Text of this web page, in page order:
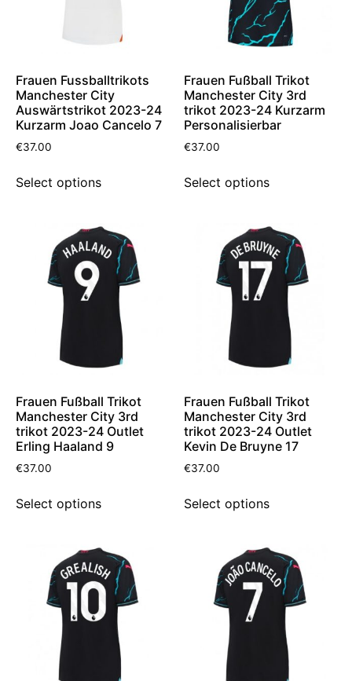
Frauen Fussballtrikots
Manchester City
Auswärtstrikot 2023-24
Kurzarm Joao Cancelo 7
€37.00
Select options
Frauen Fußball Trikot
Manchester City 3rd
trikot 2023-24 Kurzarm
Personalisierbar
€37.00
Select options
Frauen Fußball Trikot
Manchester City 3rd
trikot 2023-24 Outlet
Erling Haaland 9
€37.00
Select options
Frauen Fußball Trikot
Manchester City 3rd
trikot 2023-24 Outlet
Kevin De Bruyne 17
€37.00
Select options